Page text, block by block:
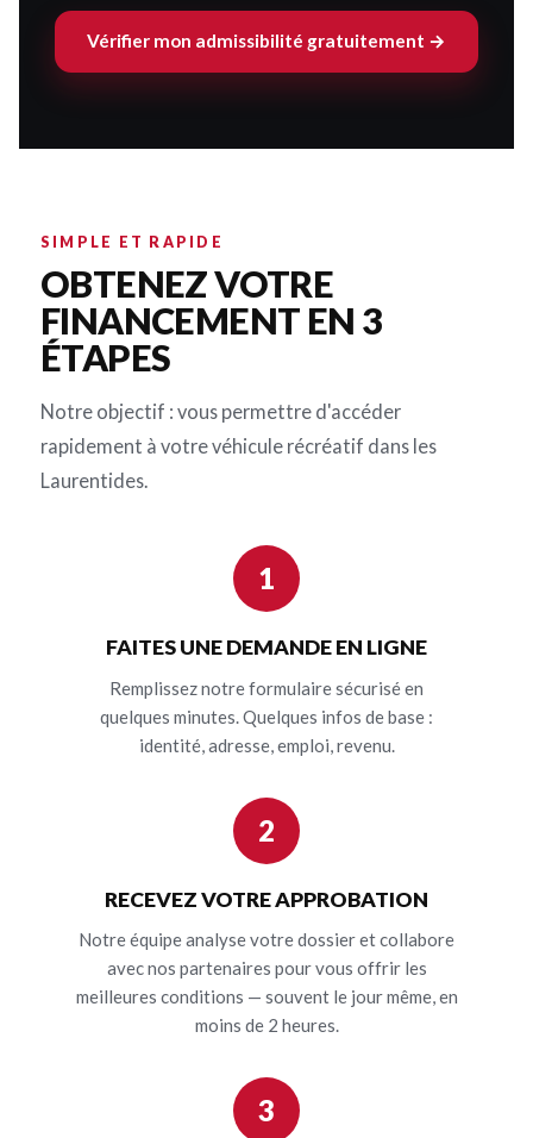
Vérifier mon admissibilité gratuitement →
SIMPLE ET RAPIDE
OBTENEZ VOTRE
FINANCEMENT EN 3
ÉTAPES
Notre objectif : vous permettre d'accéder
rapidement à votre véhicule récréatif dans les
Laurentides.
1
FAITES UNE DEMANDE EN LIGNE
Remplissez notre formulaire sécurisé en
quelques minutes. Quelques infos de base :
identité, adresse, emploi, revenu.
2
RECEVEZ VOTRE APPROBATION
Notre équipe analyse votre dossier et collabore
avec nos partenaires pour vous offrir les
meilleures conditions — souvent le jour même, en
moins de 2 heures.
3